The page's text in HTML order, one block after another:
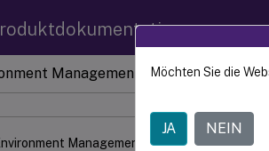
Management
Management
Dieser Inhalt
Möchten Sie die
JA NEIN